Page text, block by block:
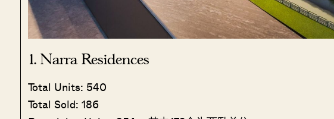
1. Narra Residences
Total Units: 540
Total Sold: 186